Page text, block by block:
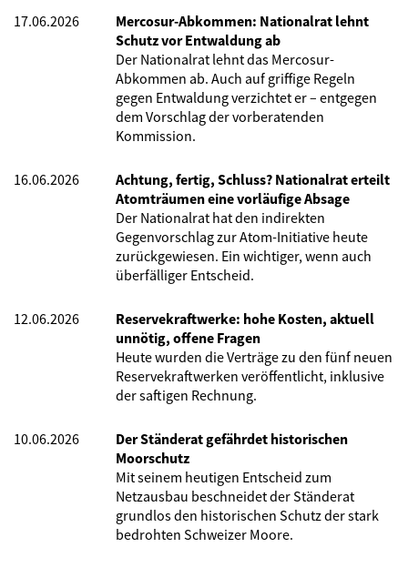
17.06.2026
Mercosur-Abkommen: Nationalrat lehnt
Schutz vor Entwaldung ab
Der Nationalrat lehnt das Mercosur-
Abkommen ab. Auch auf griffige Regeln
gegen Entwaldung verzichtet er – entgegen
dem Vorschlag der vorberatenden
Kommission.
16.06.2026
Achtung, fertig, Schluss? Nationalrat erteilt
Atomträumen eine vorläufige Absage
Der Nationalrat hat den indirekten
Gegenvorschlag zur Atom-Initiative heute
zurückgewiesen. Ein wichtiger, wenn auch
überfälliger Entscheid.
12.06.2026
Reservekraftwerke: hohe Kosten, aktuell
unnötig, offene Fragen
Heute wurden die Verträge zu den fünf neuen
Reservekraftwerken veröffentlicht, inklusive
der saftigen Rechnung.
10.06.2026
Der Ständerat gefährdet historischen
Moorschutz
Mit seinem heutigen Entscheid zum
Netzausbau beschneidet der Ständerat
grundlos den historischen Schutz der stark
bedrohten Schweizer Moore.